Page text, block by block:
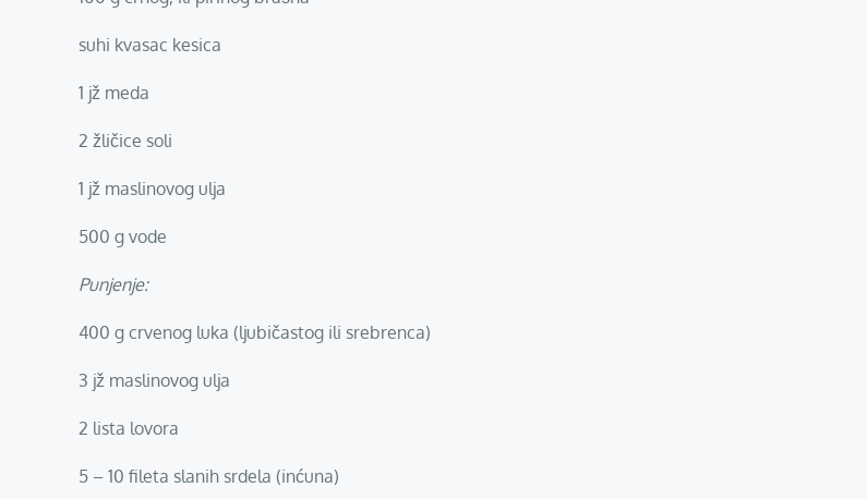
suhi kvasac kesica
1 jž meda
2 žličice soli
1 jž maslinovog ulja
500 g vode
Punjenje:
400 g crvenog luka (ljubičastog ili srebrenca)
3 jž maslinovog ulja
2 lista lovora
5 – 10 fileta slanih srdela (inćuna)